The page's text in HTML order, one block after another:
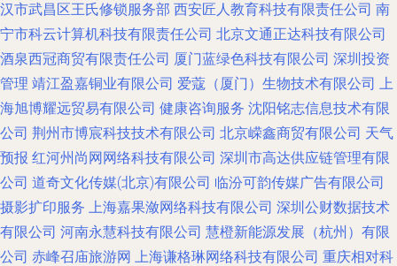
汉市武昌区王氏修锁服务部 西安匠人教育科技有限责任公司 南
宁市科云计算机科技有限责任公司 北京文通正达科技有限公司
酒泉西冠商贸有限责任公司 厦门蓝绿色科技有限公司 深圳投资
管理 靖江盈嘉铜业有限公司 爱蔻（厦门）生物技术有限公司 上
海旭博耀远贸易有限公司 健康咨询服务 沈阳铭志信息技术有限
公司 荆州市博宸科技技术有限公司 北京嵘鑫商贸有限公司 天气
预报 红河州尚网网络科技有限公司 深圳市高达供应链管理有限
公司 道奇文化传媒(北京)有限公司 临汾可韵传媒广告有限公司
摄影扩印服务 上海嘉果潋网络科技有限公司 深圳公财数据技术
有限公司 河南永慧科技有限公司 慧橙新能源发展（杭州）有限
公司 赤峰召庙旅游网 上海谦格琳网络科技有限公司 重庆相对科